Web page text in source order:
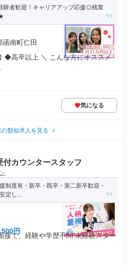
験者歓迎！キャリアアップ応援◎残業
南町仁田
◆高卒以上 ＼ こんな方にオススメ
気になる
の類似求人を見る
付カウンタースタッフ
制度有・新卒・既卒・第二新卒歓迎・
定し...
円
接で、経験や学歴不問 未経験スター